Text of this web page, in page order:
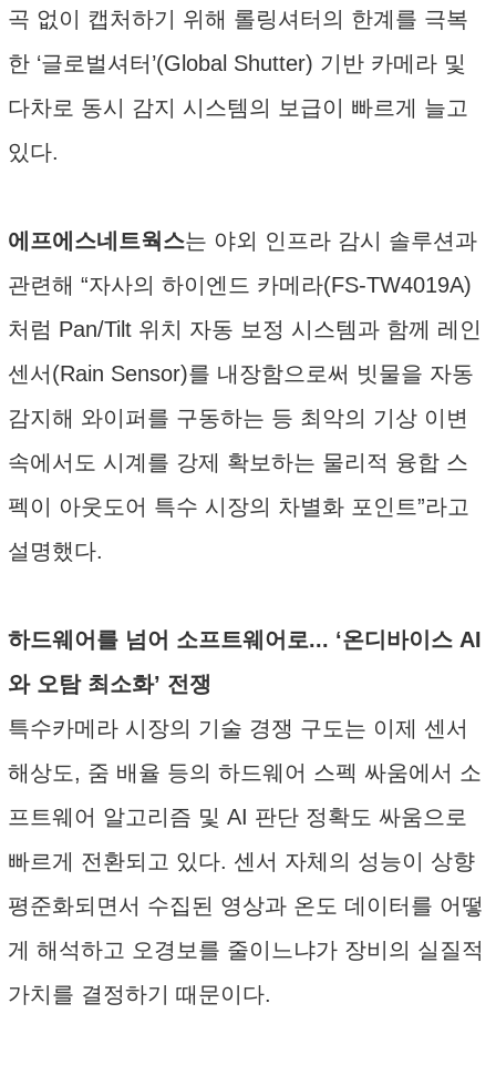
곡 없이 캡처하기 위해 롤링셔터의 한계를 극복
한 ‘글로벌셔터’(Global Shutter) 기반 카메라 및
다차로 동시 감지 시스템의 보급이 빠르게 늘고
있다.
에프에스네트웍스는 야외 인프라 감시 솔루션과
관련해 “자사의 하이엔드 카메라(FS-TW4019A)
처럼 Pan/Tilt 위치 자동 보정 시스템과 함께 레인
센서(Rain Sensor)를 내장함으로써 빗물을 자동
감지해 와이퍼를 구동하는 등 최악의 기상 이변
속에서도 시계를 강제 확보하는 물리적 융합 스
펙이 아웃도어 특수 시장의 차별화 포인트”라고
설명했다.
하드웨어를 넘어 소프트웨어로... ‘온디바이스 AI
와 오탐 최소화’ 전쟁
특수카메라 시장의 기술 경쟁 구도는 이제 센서
해상도, 줌 배율 등의 하드웨어 스펙 싸움에서 소
프트웨어 알고리즘 및 AI 판단 정확도 싸움으로
빠르게 전환되고 있다. 센서 자체의 성능이 상향
평준화되면서 수집된 영상과 온도 데이터를 어떻
게 해석하고 오경보를 줄이느냐가 장비의 실질적
가치를 결정하기 때문이다.